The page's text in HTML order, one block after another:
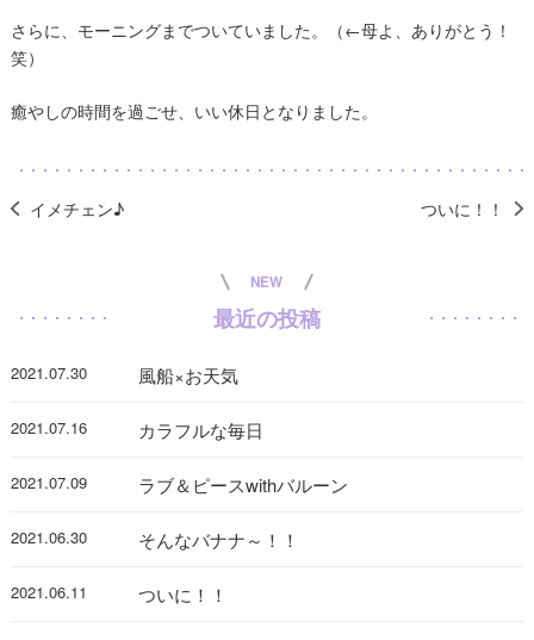
さらに、モーニングまでついていました。（←母よ、ありがとう ！
笑）
癒やしの時間を過ごせ、いい休日となりました。
イメチェン♪ ついに！！
NEW
最近の投稿
2021.07.30 風船×お天気
2021.07.16 カラフルな毎日
2021.07.09 ラブ＆ピースwithバルーン
2021.06.30 そんなバナナ～！！
2021.06.11 ついに！！